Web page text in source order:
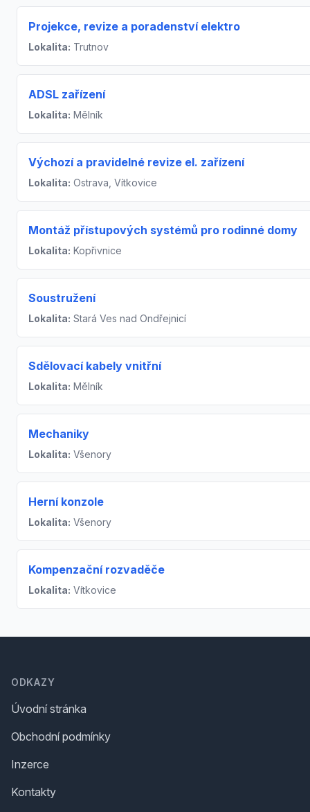
Projekce, revize a poradenství elektro
Lokalita: Trutnov
ADSL zařízení
Lokalita: Mělník
Výchozí a pravidelné revize el. zařízení
Lokalita: Ostrava, Vítkovice
Montáž přístupových systémů pro rodinné domy
Lokalita: Kopřivnice
Soustružení
Lokalita: Stará Ves nad Ondřejnicí
Sdělovací kabely vnitřní
Lokalita: Mělník
Mechaniky
Lokalita: Všenory
Herní konzole
Lokalita: Všenory
Kompenzační rozvaděče
Lokalita: Vítkovice
ODKAZY
Úvodní stránka
Obchodní podmínky
Inzerce
Kontakty